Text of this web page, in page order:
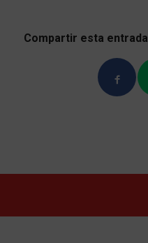
Compartir esta entrada